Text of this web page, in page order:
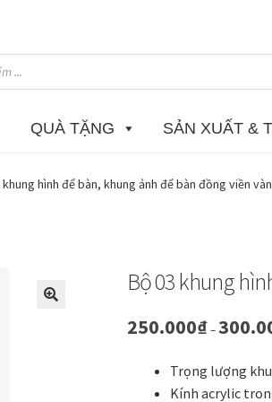
QUÀ TẶNG SẢN XUẤT &
Giclee Catalogue Câu hỏi thường gặp
Nhận vẽ tranh theo yêu
test Test home page
Tranh hoa sen treo phòng
khung hình để bàn, khung ảnh để bàn đồng viền
Bộ 03 khung
250.000₫–
Trọng lượng
Kính acrylic